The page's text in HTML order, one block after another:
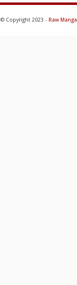
© Copyright 2023 - Raw Manga